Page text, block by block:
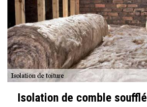
Isolation de comble soufflé